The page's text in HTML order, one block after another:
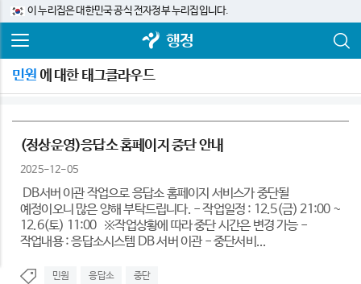
이 누리집은 대한민국 공식 전자정부 누리집입니다.
행정
민원 에 대한 태그클라우드
(정상운영)응답소 홈페이지 중단 안내
2025-12-05
DB서버 이관 작업으로 응답소 홈페이지 서비스가 중단될
예정이오니 많은 양해 부탁드립니다. - 작업일정 : 12.5(금) 21:00 ~
12.6(토) 11:00 ※작업상황에 따라 중단 시간은 변경 가능 -
작업내용 : 응답소시스템 DB 서버 이관 - 중단서비...
민원 응답소 중단